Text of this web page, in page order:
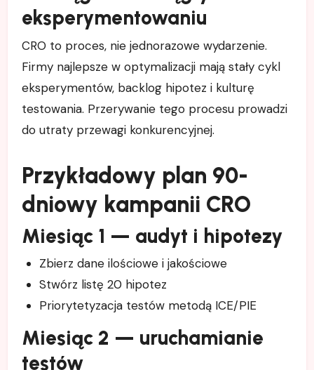
eksperymentowaniu
CRO to proces, nie jednorazowe wydarzenie.
Firmy najlepsze w optymalizacji mają stały cykl
eksperymentów, backlog hipotez i kulturę
testowania. Przerywanie tego procesu prowadzi
do utraty przewagi konkurencyjnej.
Przykładowy plan 90-
dniowy kampanii CRO
Miesiąc 1 — audyt i hipotezy
Zbierz dane ilościowe i jakościowe
Stwórz listę 20 hipotez
Priorytetyzacja testów metodą ICE/PIE
Miesiąc 2 — uruchamianie
testów